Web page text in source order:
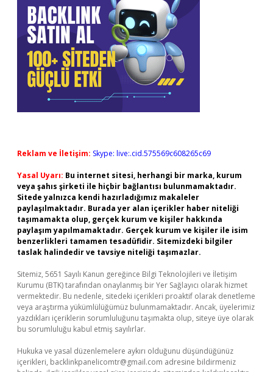
Reklam ve İletişim: Skype: live:.cid.575569c608265c69
Yasal Uyarı: Bu internet sitesi, herhangi bir marka, kurum
veya şahıs şirketi ile hiçbir bağlantısı bulunmamaktadır.
Sitede yalnızca kendi hazırladığımız makaleler
paylaşılmaktadır. Burada yer alan içerikler haber niteliği
taşımamakta olup, gerçek kurum ve kişiler hakkında
paylaşım yapılmamaktadır. Gerçek kurum ve kişiler ile isim
benzerlikleri tamamen tesadüfidir. Sitemizdeki bilgiler
taslak halindedir ve tavsiye niteliği taşımazlar.
Sitemiz, 5651 Sayılı Kanun gereğince Bilgi Teknolojileri ve İletişim
Kurumu (BTK) tarafından onaylanmış bir Yer Sağlayıcı olarak hizmet
vermektedir. Bu nedenle, sitedeki içerikleri proaktif olarak denetleme
veya araştırma yükümlülüğümüz bulunmamaktadır. Ancak, üyelerimiz
yazdıkları içeriklerin sorumluluğunu taşımakta olup, siteye üye olarak
bu sorumluluğu kabul etmiş sayılırlar.
Hukuka ve yasal düzenlemelere aykırı olduğunu düşündüğünüz
içerikleri, backlinkpanelicomtr@gmail.com adresine bildirmeniz